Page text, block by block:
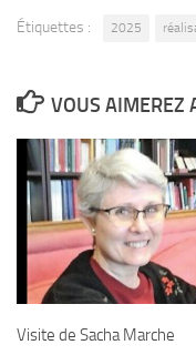
Étiquettes : 2025
VOUS AIMEREZ
Visite de Sacha Marche